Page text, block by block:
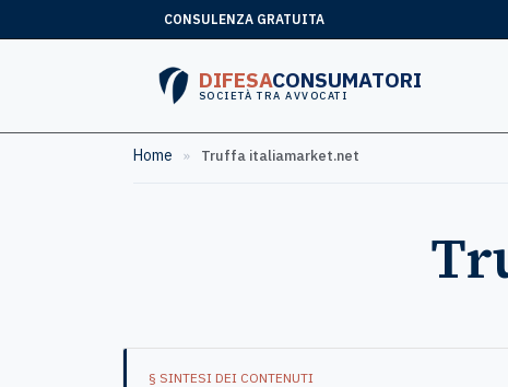
CONSULENZA GRATUITA
DIFESACONSUMATORI
SOCIETÀ TRA AVVOCATI
Home » Truffa italiamarket.net
§ SINTESI DEI CONTENUTI